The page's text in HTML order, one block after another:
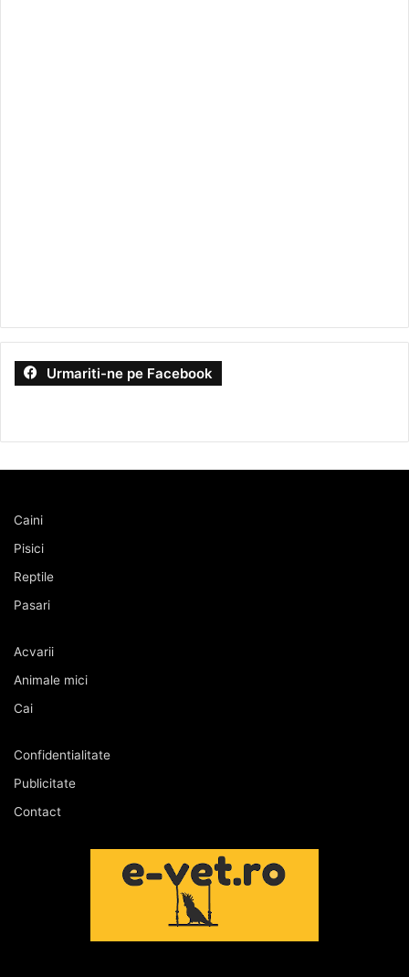
Urmariti-ne pe Facebook
Caini
Pisici
Reptile
Pasari
Acvarii
Animale mici
Cai
Confidentialitate
Publicitate
Contact